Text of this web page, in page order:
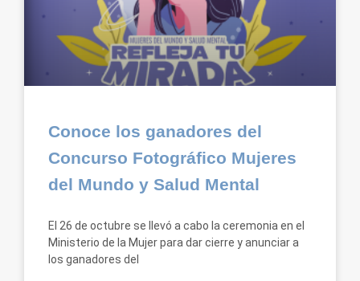
Conoce los ganadores del
Concurso Fotográfico Mujeres
del Mundo y Salud Mental
El 26 de octubre se llevó a cabo la ceremonia en el
Ministerio de la Mujer para dar cierre y anunciar a
los ganadores del